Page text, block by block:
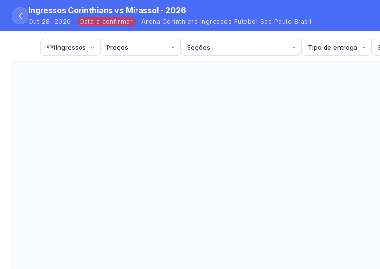
‹ Ingressos Corinthians vs Mirassol - 2026
Out 28, 2026 · Data a confirmar · Arena Corinthians Ingressos Futebol Sao Paulo Brasil
1Ingressos